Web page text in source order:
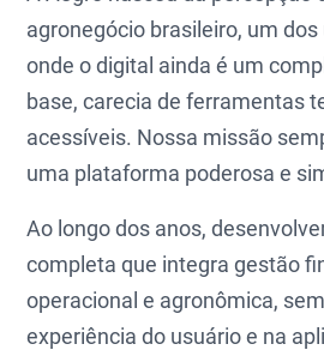
agronegócio brasileiro, um
onde o digital ainda é um
base, carecia de ferramentas
acessíveis. Nossa missão
uma plataforma poderosa e
Ao longo dos anos,
completa que integra gestão
operacional e agronômica,
experiência do usuário e na